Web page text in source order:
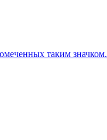
таким значком.